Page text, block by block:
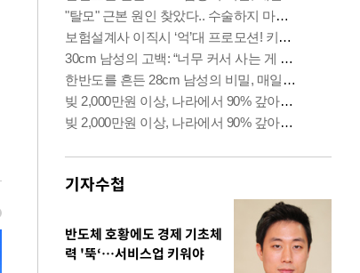
기자수첩
반도체 호황에도 경제 기초체
력 '뚝‘…서비스업 키워야